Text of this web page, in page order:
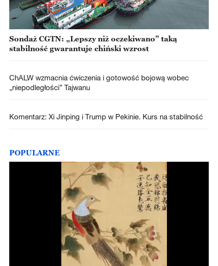
Sondaż CGTN: „Lepszy niż oczekiwano” taką
stabilność gwarantuje chiński wzrost
ChALW wzmacnia ćwiczenia i gotowość bojową wobec
„niepodległości” Tajwanu
Komentarz: Xi Jinping i Trump w Pekinie. Kurs na stabilność
POPULARNE